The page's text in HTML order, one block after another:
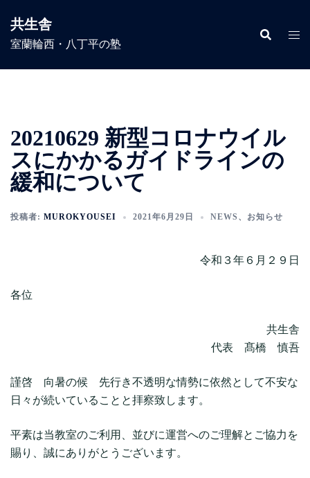
共生舎
室蘭輪西・八丁平の塾
20210629 新型コロナウイル
スにかかるガイドラインの
緩和について
投稿者: MUROKYOUSEI 2021年6月29日 NEWS 、 お知らせ
令和３年６月２９日
各位
共生舎
代表 髙橋 慎吾
謹啓 向暑の候 先行き不透明な情勢に依然として不安な
日々が続いていることと拝察致します。
平素は当教室のご利用、並びに運営へのご理解とご協力を
賜り、誠にありがとうございます。